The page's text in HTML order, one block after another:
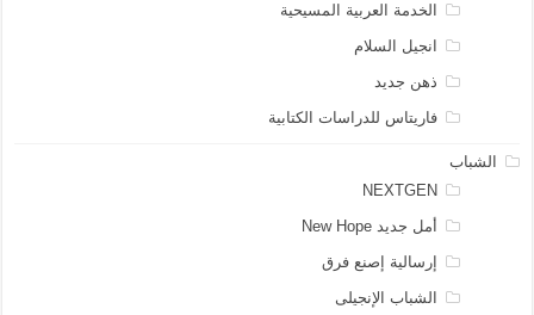
الخدمة العربية المسيحية
انجيل السلام
ذهن جديد
فاريتاس للدراسات الكتابية
الشباب
NEXTGEN
أمل جديد New Hope
إرسالية إصنع فرق
الشباب الإنجيلى